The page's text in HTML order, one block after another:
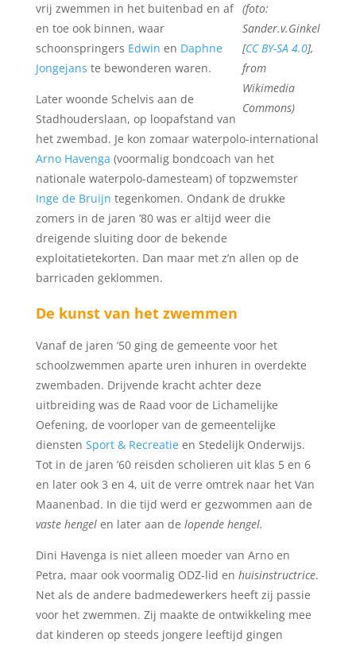
(foto:
Sander.v.Ginkel
[CC BY-SA 4.0],
from
Wikimedia
Commons)
vrij zwemmen in het buitenbad en af
en toe ook binnen, waar
schoonspringers Edwin en Daphne
Jongejans te bewonderen waren.
Later woonde Schelvis aan de
Stadhouderslaan, op loopafstand van
het zwembad. Je kon zomaar waterpolo-international
Arno Havenga (voormalig bondcoach van het
nationale waterpolo-damesteam) of topzwemster
Inge de Bruijn tegenkomen. Ondank de drukke
zomers in de jaren ’80 was er altijd weer die
dreigende sluiting door de bekende
exploitatietekorten. Dan maar met z’n allen op de
barricaden geklommen.
De kunst van het zwemmen
Vanaf de jaren ’50 ging de gemeente voor het
schoolzwemmen aparte uren inhuren in overdekte
zwembaden. Drijvende kracht achter deze
uitbreiding was de Raad voor de Lichamelijke
Oefening, de voorloper van de gemeentelijke
diensten Sport & Recreatieen Stedelijk Onderwijs.
Tot in de jaren ’60 reisden scholieren uit klas 5 en 6
en later ook 3 en 4, uit de verre omtrek naar het Van
Maanenbad. In die tijd werd er gezwommen aan de
vaste hengel en later aan de lopende hengel.
Dini Havenga is niet alleen moeder van Arno en
Petra, maar ook voormalig ODZ-lid en huisinstructrice.
Net als de andere badmedewerkers heeft zij passie
voor het zwemmen. Zij maakte de ontwikkeling mee
dat kinderen op steeds jongere leeftijd gingen